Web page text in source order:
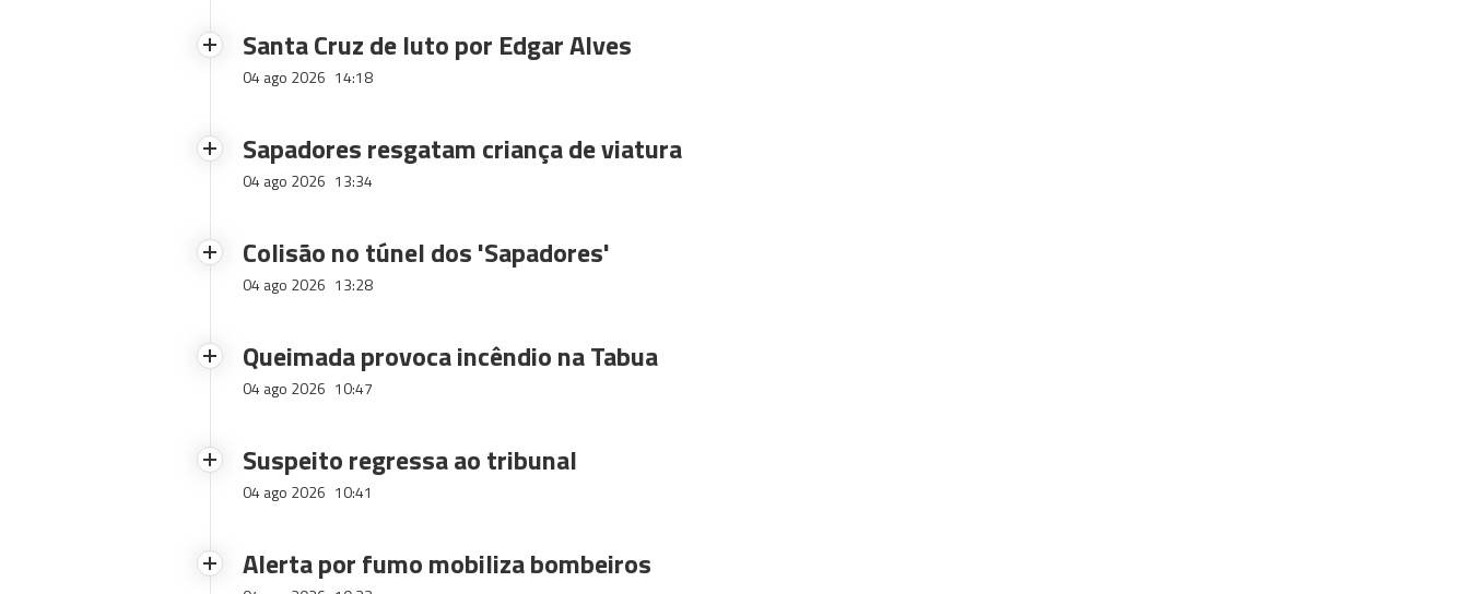
Santa Cruz de luto por Edgar Alves
04 ago 2026 14:18
Sapadores resgatam criança de viatura
04 ago 2026 13:34
Colisão no túnel dos 'Sapadores'
04 ago 2026 13:28
Queimada provoca incêndio na Tabua
04 ago 2026 10:47
Suspeito regressa ao tribunal
04 ago 2026 10:41
Alerta por fumo mobiliza bombeiros